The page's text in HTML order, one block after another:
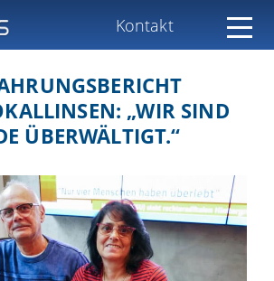
Kontakt
„WIR SIND
ÜBERWÄLTIGT.“